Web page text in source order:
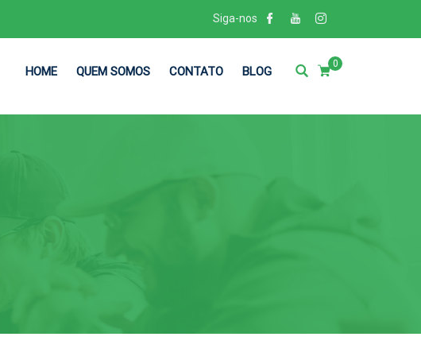
Siga-nos
0
HOME QUEM SOMOS CONTATO BLOG